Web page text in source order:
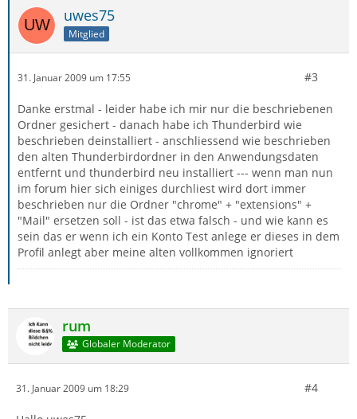
uwes75
Mitglied
31. Januar 2009 um 17:55 #3
Danke erstmal - leider habe ich mir nur die beschriebenen
Ordner gesichert - danach habe ich Thunderbird wie
beschrieben deinstalliert - anschliessend wie beschrieben
den alten Thunderbirdordner in den Anwendungsdaten
entfernt und thunderbird neu installiert --- wenn man nun
im forum hier sich einiges durchliest wird dort immer
beschrieben nur die Ordner "chrome" + "extensions" +
"Mail" ersetzen soll - ist das etwa falsch - und wie kann es
sein das er wenn ich ein Konto Test anlege er dieses in dem
Profil anlegt aber meine alten vollkommen ignoriert
rum
Globaler Moderator
31. Januar 2009 um 18:29 #4